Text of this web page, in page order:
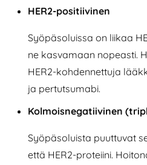
HER2-positiivinen
Syöpäsoluissa on liikaa
ne kasvamaan nopeasti.
HER2-kohdennettuja
ja pertutsumabi.
Kolmoisnegatiivinen
Syöpäsoluista puuttuvat
että HER2-proteiini.